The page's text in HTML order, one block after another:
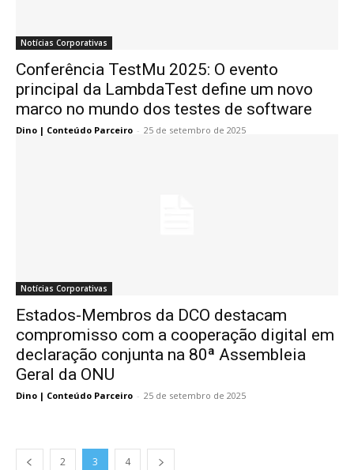
Notícias Corporativas
Conferência TestMu 2025: O evento
principal da LambdaTest define um novo
marco no mundo dos testes de software
Dino | Conteúdo Parceiro - 25 de setembro de 2025
Notícias Corporativas
Estados-Membros da DCO destacam
compromisso com a cooperação digital em
declaração conjunta na 80ª Assembleia
Geral da ONU
Dino | Conteúdo Parceiro - 25 de setembro de 2025
2 3 4